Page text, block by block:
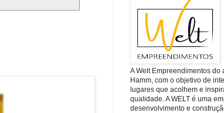
A Welt Empreendimentos do
Hamm, com o objetivo de
lugares que acolhem e
qualidade. A WELT é uma
desenvolvimento e